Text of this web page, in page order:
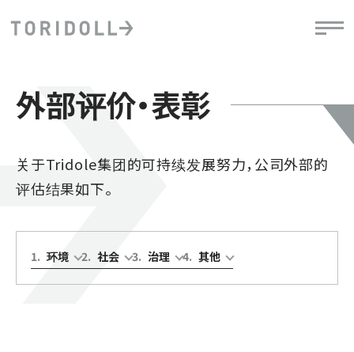
外部评价・表彰
关于Tridole集团的可持续发展努力，公司外部的
评估结果如下。
1. 环境 2. 社会 3. 治理 4. 其他